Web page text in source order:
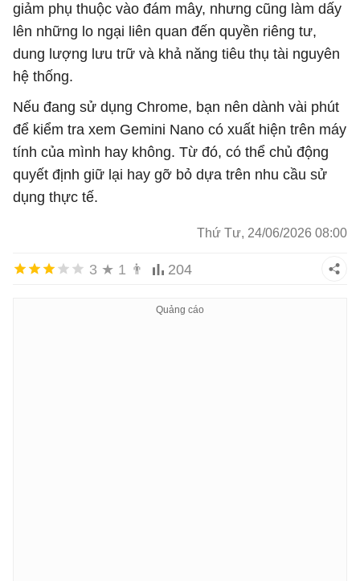
giảm phụ thuộc vào đám mây, nhưng cũng làm dấy
lên những lo ngại liên quan đến quyền riêng tư,
dung lượng lưu trữ và khả năng tiêu thụ tài nguyên
hệ thống.
Nếu đang sử dụng Chrome, bạn nên dành vài phút
để kiểm tra xem Gemini Nano có xuất hiện trên máy
tính của mình hay không. Từ đó, có thể chủ động
quyết định giữ lại hay gỡ bỏ dựa trên nhu cầu sử
dụng thực tế.
Thứ Tư, 24/06/2026 08:00
3 ★ 1 👨 204